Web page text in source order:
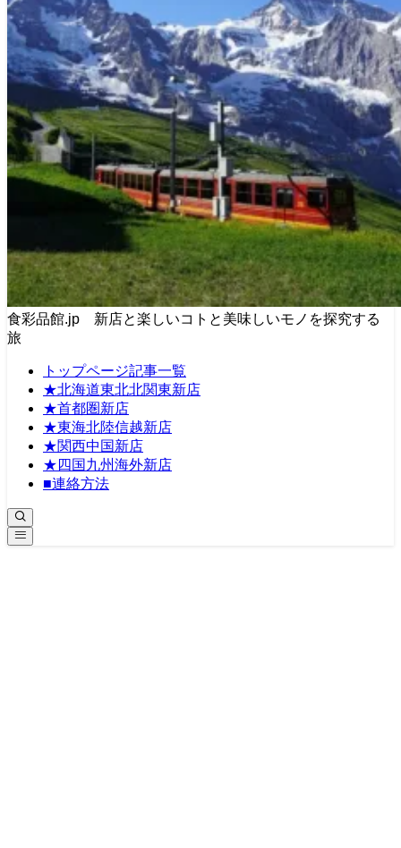
食彩品館.jp 新店と楽しいコトと美味しいモノを探究する
旅
トップページ記事一覧
★北海道東北北関東新店
★首都圏新店
★東海北陸信越新店
★関西中国新店
★四国九州海外新店
■連絡方法